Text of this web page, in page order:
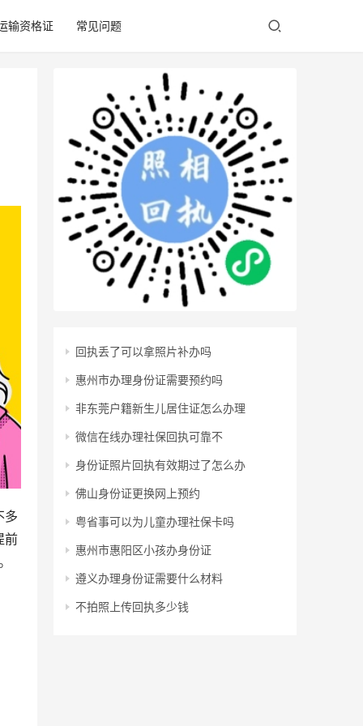
输资格证 常见问题
多
前
回执丢了可以拿照片补办吗
惠州市办理身份证需要预约吗
非东莞户籍新生儿居住证怎么办理
微信在线办理社保回执可靠不
身份证照片回执有效期过了怎么办
佛山身份证更换网上预约
粤省事可以为儿童办理社保卡吗
惠州市惠阳区小孩办身份证
遵义办理身份证需要什么材料
不拍照上传回执多少钱